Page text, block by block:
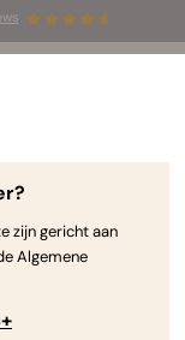
voor de
zijn gericht aan
Algemene